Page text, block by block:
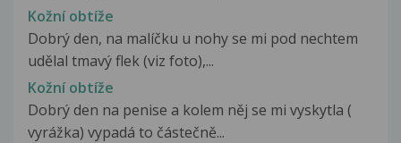
Kožní obtíže
Dobrý den, na malíčku u nohy se mi pod nechtem
udělal tmavý flek (viz foto),...
Kožní obtíže
Dobrý den na penise a kolem něj se mi vyskytla (
vyrážka) vypadá to částečně...